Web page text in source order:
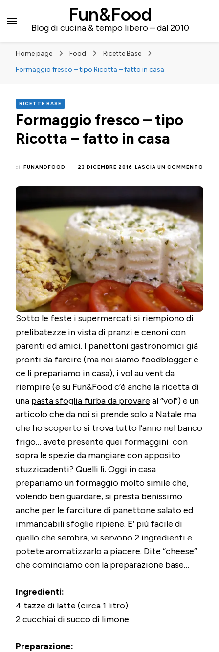
Fun&Food
Blog di cucina & tempo libero – dal 2010
Home page Food
Ricette Base
Formaggio fresco – tipo Ricotta – fatto in casa
RICETTE BASE
Formaggio fresco – tipo
Ricotta – fatto in casa
di FUNANDFOOD 23 DICEMBRE 2016 LASCIA UN COMMENTO
Sotto le feste i supermercati si riempiono di
prelibatezze in vista di pranzi e cenoni con
parenti ed amici. I panettoni gastronomici già
pronti da farcire (ma noi siamo foodblogger e
ce li prepariamo in casa), i vol au vent da
riempire (e su Fun&Food c’è anche la ricetta di
una pasta sfoglia furba da provare al “vol”) e un
articolo che da noi si prende solo a Natale ma
che ho scoperto si trova tutto l’anno nel banco
frigo… avete presente quei formaggini con
sopra le spezie da mangiare con apposito
stuzzicadenti? Quelli lì. Oggi in casa
prepariamo un formaggio molto simile che,
volendo ben guardare, si presta benissimo
anche per le farciture di panettone salato ed
immancabili sfoglie ripiene. E’ più facile di
quello che sembra, vi servono 2 ingredienti e
potete aromatizzarlo a piacere. Dite “cheese”
che cominciamo con la preparazione base…
Ingredienti:
4 tazze di latte (circa 1 litro)
2 cucchiai di succo di limone
Preparazione: